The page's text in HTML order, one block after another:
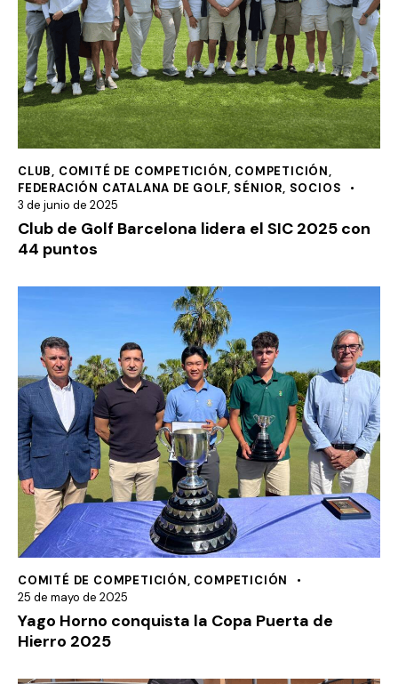
CLUB, COMITÉ DE COMPETICIÓN, COMPETICIÓN,
FEDERACIÓN CATALANA DE GOLF, SÉNIOR, SOCIOS
3 de junio de 2025
Club de Golf Barcelona lidera el SIC 2025 con
44 puntos
COMITÉ DE COMPETICIÓN, COMPETICIÓN
25 de mayo de 2025
Yago Horno conquista la Copa Puerta de
Hierro 2025